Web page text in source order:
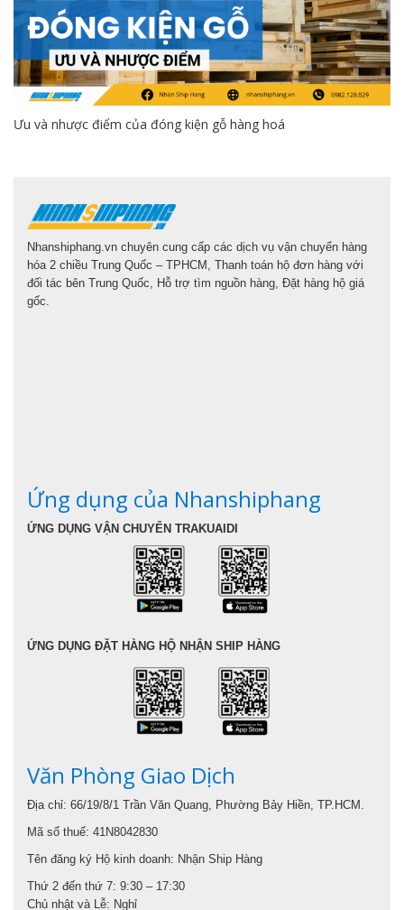
Ưu và nhược điểm của đóng kiện gỗ hàng hoá
Nhanshiphang.vn chuyên cung cấp các dịch vụ vận chuyển hàng
hóa 2 chiều Trung Quốc – TPHCM, Thanh toán hộ đơn hàng với
đối tác bên Trung Quốc, Hỗ trợ tìm nguồn hàng, Đặt hàng hộ giá
gốc.
Ứng dụng của Nhanshiphang
ỨNG DỤNG VẬN CHUYỂN TRAKUAIDI
ỨNG DỤNG ĐẶT HÀNG HỘ NHẬN SHIP HÀNG
Văn Phòng Giao Dịch
Địa chỉ: 66/19/8/1 Trần Văn Quang, Phường Bảy Hiền, TP.HCM.
Mã số thuế: 41N8042830
Tên đăng ký Hộ kinh doanh: Nhận Ship Hàng
Thứ 2 đến thứ 7: 9:30 – 17:30
Chủ nhật và Lễ: Nghỉ